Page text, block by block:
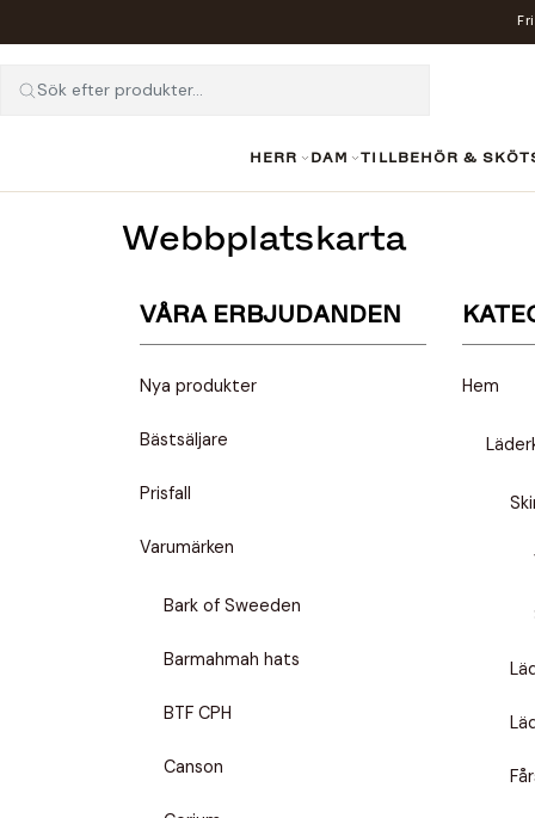
Sök efter produkter...
HERR DAM TILLBEHÖR &
Webbplatskarta
VÅRA ERBJUDANDEN
Nya produkter
Bästsäljare
Prisfall
Varumärken
Bark of Sweeden
Barmahmah hats
BTF CPH
Canson
Hem